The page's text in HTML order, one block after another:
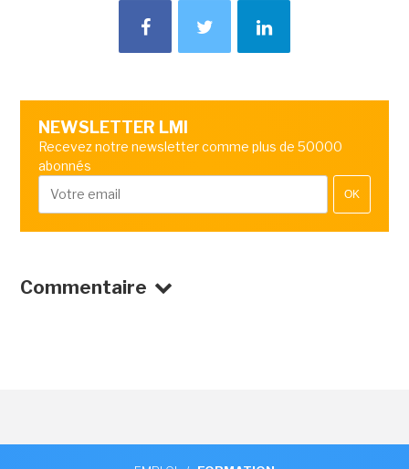
NEWSLETTER LMI
Recevez notre newsletter comme plus de 50000
abonnés
OK
Commentaire